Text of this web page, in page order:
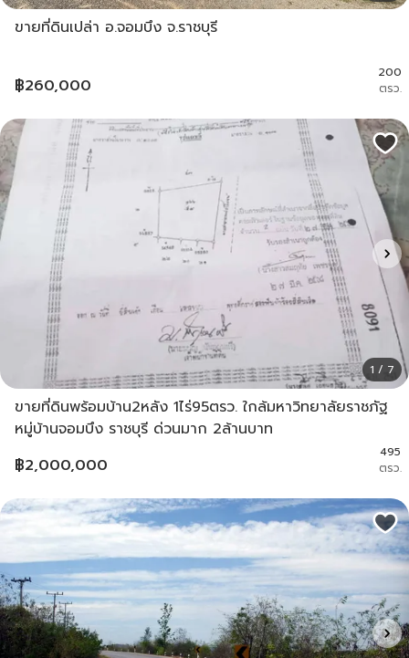
ขายที่ดินเปล่า อ.จอมบึง จ.ราชบุรี
฿260,000
200
ตรว.
1 / 7
ขายที่ดินพร้อมบ้าน2หลัง 1ไร่95ตรว. ใกล้มหาวิทยาลัยราชภัฐ
หมู่บ้านจอมบึง ราชบุรี ด่วนมาก 2ล้านบาท
฿2,000,000
495
ตรว.